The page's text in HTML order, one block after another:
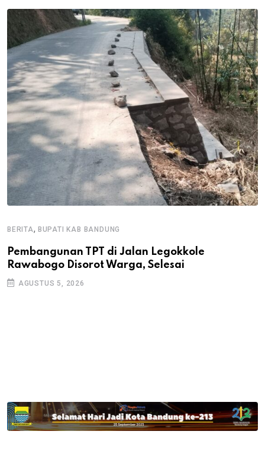
BERITA, BUPATI KAB BANDUNG
Pembangunan TPT di Jalan Legokkole
Rawabogo Disorot Warga, Selesai
AGUSTUS 5, 2026